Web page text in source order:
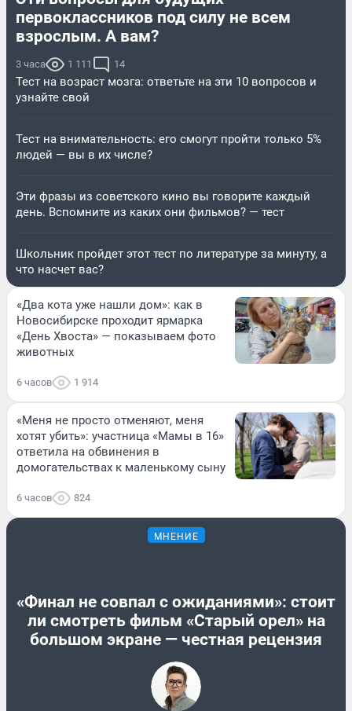
первоклассников под силу не всем
взрослым. А вам?
3 часа 1 111 14
Тест на возраст мозга: ответьте на эти 10 вопросов и
узнайте свой
Тест на внимательность: его смогут пройти только 5%
людей — вы в их числе?
Эти фразы из советского кино вы говорите каждый
день. Вспомните из каких они фильмов? — тест
Школьник пройдет этот тест по литературе за минуту, а
что насчет вас?
«Два кота уже нашли дом»: как в
Новосибирске проходит ярмарка
«День Хвоста» — показываем фото
животных
6 часов 1 914
«Меня не просто отменяют, меня
хотят убить»: участница «Мамы в 16»
ответила на обвинения в
домогательствах к маленькому сыну
6 часов 824
МНЕНИЕ
«Финал не совпал с ожиданиями»: стоит
ли смотреть фильм «Старый орел» на
большом экране — честная рецензия